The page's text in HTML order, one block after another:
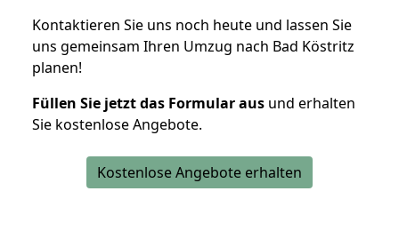
Kontaktieren Sie uns noch heute und lassen Sie
uns gemeinsam Ihren Umzug nach Bad Köstritz
planen!
Füllen Sie jetzt das Formular aus und erhalten
Sie kostenlose Angebote.
Kostenlose Angebote erhalten